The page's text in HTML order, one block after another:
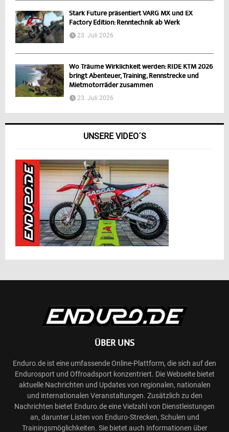
Stark Future präsentiert VARG MX und EX
Factory Edition: Renntechnik ab Werk
23. Juli 2026
Wo Träume Wirklichkeit werden: RIDE KTM 2026
bringt Abenteuer, Training, Rennstrecke und
Mietmotorräder zusammen
23. Juli 2026
UNSERE VIDEO´S
ÜBER UNS
Enduro.de ist eine umfassende Online-Plattform, die sich auf den
Endurosport und Offroadsport konzentriert. Die Webseite bietet
aktuelle Nachrichten und Updates von regionalen, nationalen
und internationalen Veranstaltungen. Zusätzlich zu den
Nachrichten bietet Enduro.de eine Vielzahl von Dienstleistungen
an, darunter Listen von Enduro-Strecken, Schulen und
Trainingsmöglichkeiten. Sie bietet auch Informationen über